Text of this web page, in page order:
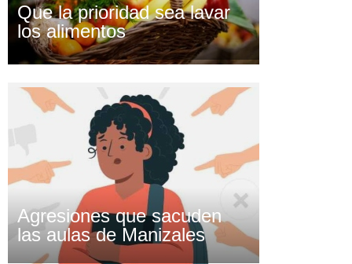
Que la prioridad sea lavar
los alimentos
Agresiones que sacuden
las aulas de Manizales